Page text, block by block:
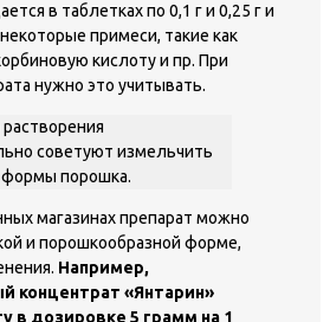
в таблетках по 0,1 г и 0,25 г и
примеси, такие как
кислоту и пр. При
нужно это учитывать.
советуют измельчить
порошка.
магазинах препарат можно
и порошкообразной форме,
Например,
концентрат «Янтарин»
в дозировке 5 грамм на 1